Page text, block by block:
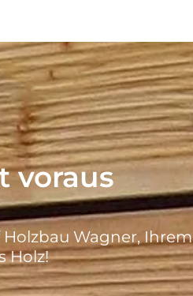
voraus
Wagner, Ihrem
Holz!